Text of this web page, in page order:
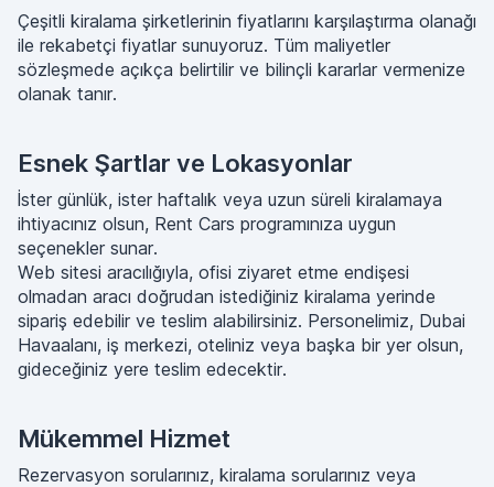
Çeşitli kiralama şirketlerinin fiyatlarını karşılaştırma olanağı
ile rekabetçi fiyatlar sunuyoruz. Tüm maliyetler
sözleşmede açıkça belirtilir ve bilinçli kararlar vermenize
olanak tanır.
Esnek Şartlar ve Lokasyonlar
İster günlük, ister haftalık veya uzun süreli kiralamaya
ihtiyacınız olsun, Rent Cars programınıza uygun
seçenekler sunar.
Web sitesi aracılığıyla, ofisi ziyaret etme endişesi
olmadan aracı doğrudan istediğiniz kiralama yerinde
sipariş edebilir ve teslim alabilirsiniz. Personelimiz, Dubai
Havaalanı, iş merkezi, oteliniz veya başka bir yer olsun,
gideceğiniz yere teslim edecektir.
Mükemmel Hizmet
Rezervasyon sorularınız, kiralama sorularınız veya